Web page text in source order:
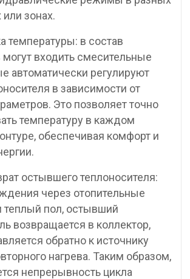
зонах.
температуры: в состав
могут входить смесительные
автоматически регулируют
в зависимости от
Это позволяет точно
температуру в каждом
обеспечивая комфорт и
остывшего теплоносителя:
через отопительные
теплый пол, остывший
возвращается в коллектор,
обратно к источнику
нагрева. Таким образом,
непрерывность цикла